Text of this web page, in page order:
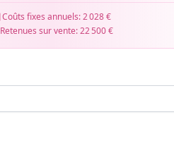
Coûts fixes annuels:2 028 €
Retenues sur vente:22 500 €